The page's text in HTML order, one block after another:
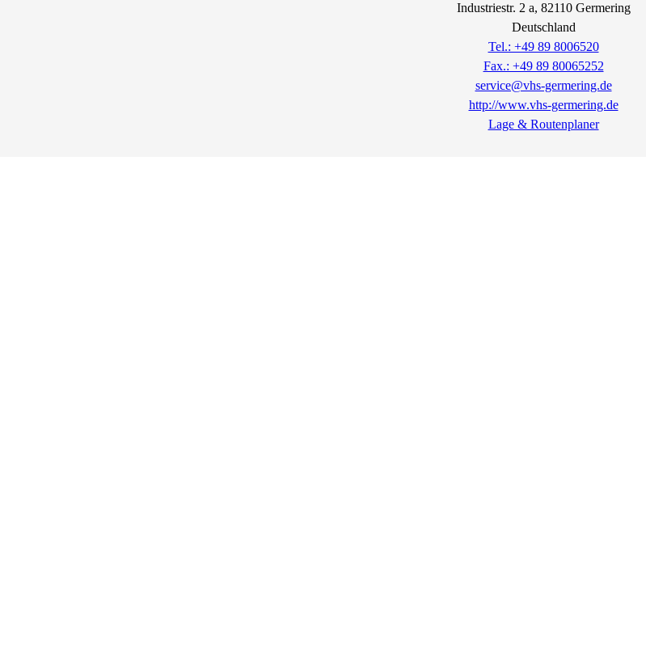
Industriestr. 2 a, 82110 Germering
Deutschland
Tel.: +49 89 8006520
Fax.: +49 89 80065252
service@vhs-germering.de
http://www.vhs-germering.de
Lage & Routenplaner